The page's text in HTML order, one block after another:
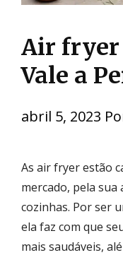
Air fryer
Vale a
abril 5, 2023
As air fryer estão
mercado, pela sua
cozinhas. Por ser
ela faz com que
mais saudáveis,